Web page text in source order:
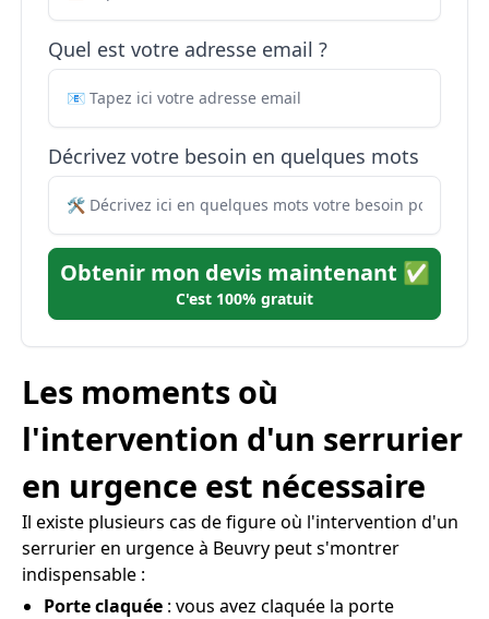
Quel est votre adresse email ?
Décrivez votre besoin en quelques mots
Obtenir mon devis maintenant ✅
C'est 100% gratuit
Les moments où
l'intervention d'un serrurier
en urgence est nécessaire
Il existe plusieurs cas de figure où l'intervention d'un
serrurier en urgence à Beuvry peut s'montrer
indispensable :
Porte claquée : vous avez claquée la porte